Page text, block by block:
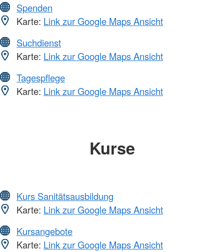
Spenden
Karte: Link zur Google Maps Ansicht
Suchdienst
Karte: Link zur Google Maps Ansicht
Tagespflege
Karte: Link zur Google Maps Ansicht
Kurse
Kurs Sanitätsausbildung
Karte: Link zur Google Maps Ansicht
Kursangebote
Karte: Link zur Google Maps Ansicht